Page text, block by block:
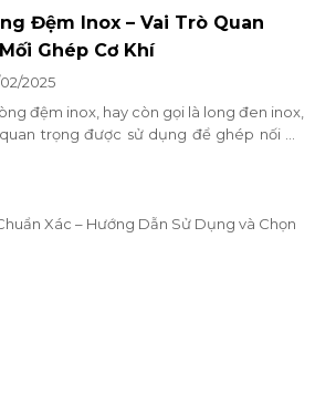
Đệm Inox – Vai Trò Quan
Ghép Cơ Khí
02/2025
đệm inox, hay còn gọi là long đen inox,
trọng được sử dụng để ghép nối bu